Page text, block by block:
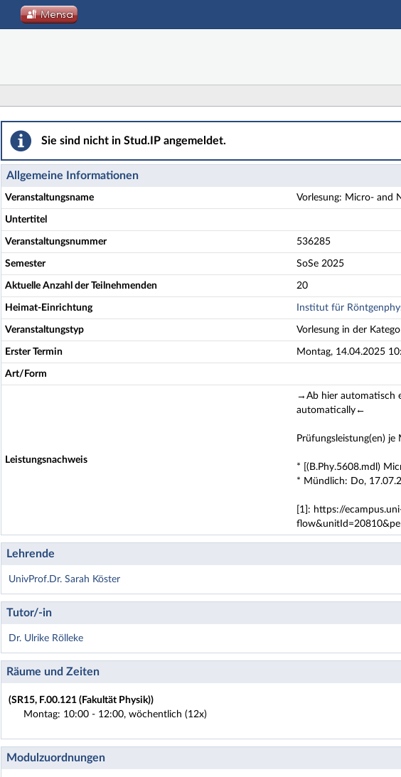
Hauptnavigation
Vorlesung: Micro- and Nanofluidics - Details
Sie sind nicht in Stud.IP angemeldet.
Allgemeine Informationen
Veranstaltungsname Vorlesung: Micro- and
Untertitel
Veranstaltungsnummer 536285
Semester SoSe 2025
Aktuelle Anzahl der Teilnehmenden 20
Heimat-Einrichtung Institut für
Veranstaltungstyp Vorlesung in der
Erster Termin Montag, 14.04.2025
Art/Form
Leistungsnachweis
→Ab hier automatisch
automatically←
Prüfungsleistung(en)
* [(B.Phy.5608.mdl)
* Mündlich: Do,
[1]: https://
Lehrende
UnivProf.Dr. Sarah Köster
Tutor/-in
Dr. Ulrike Rölleke
Räume und Zeiten
(SR15, F.00.121 (Fakultät Physik))
Montag: 10:00 - 12:00, wöchentlich (12x)
Modulzuordnungen